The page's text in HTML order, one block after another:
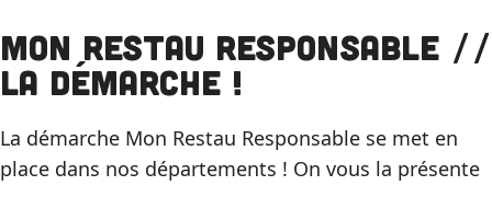
Mon Restau Responsable //
La démarche !
La démarche Mon Restau Responsable se met en
place dans nos départements ! On vous la présente